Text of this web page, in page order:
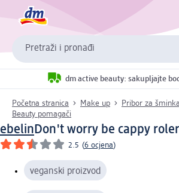
Pretraži i pronađi
dm active beauty: sakupljajte
Početna stranica Make up
Pribor za
Beauty pomagači
ebelinDon't worry be cappy
2.5 (6 ocjena)
veganski proizvod